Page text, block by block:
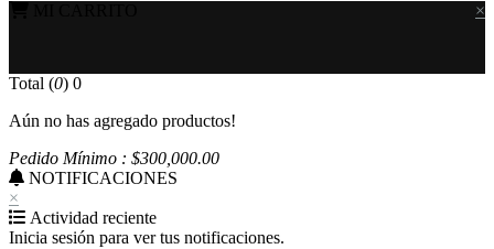
×
Total (0) 0
Aún no has agregado productos!
Pedido Mínimo : $300,000.00
NOTIFICACIONES
×
Actividad reciente
Inicia sesión para ver tus notificaciones.